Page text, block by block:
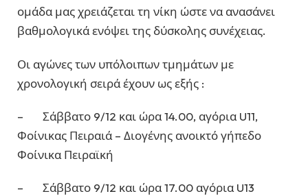
ομάδα μας χρειάζεται τη νίκη ώστε να ανασάνει
βαθμολογικά ενόψει της δύσκολης συνέχειας.
Οι αγώνες των υπόλοιπων τμημάτων με
χρονολογική σειρά έχουν ως εξής :
– Σάββατο 9/12 και ώρα 14.00, αγόρια U11,
Φοίνικας Πειραιά – Διογένης ανοικτό γήπεδο
Φοίνικα Πειραϊκή
– Σάββατο 9/12 και ώρα 17.00 αγόρια U13